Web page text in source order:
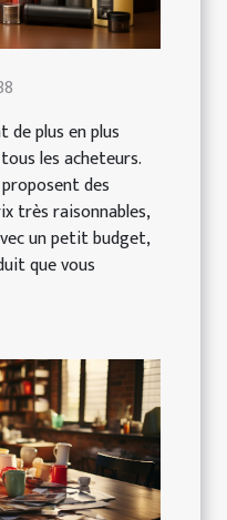
de plus en plus
les acheteurs.
des
très raisonnables,
un petit budget,
que vous